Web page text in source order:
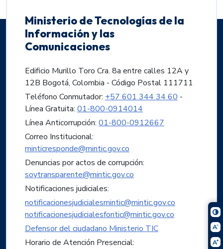
Ministerio de Tecnologías de la
Información y las
Comunicaciones
Edificio Murillo Toro Cra. 8a entre calles 12A y
12B Bogotá, Colombia - Código Postal 111711
Teléfono Conmutador: +57 601 344 34 60 -
Línea Gratuita: 01-800-0914014
Línea Anticorrupción: 01-800-0912667
Correo Institucional:
minticresponde@mintic.gov.co
Denuncias por actos de corrupción:
soytransparente@mintic.gov.co
Notificaciones judiciales:
notificacionesjudicialesmintic@mintic.gov.co
notificacionesjudicialesfontic@mintic.gov.co
Defensor del ciudadano Ministerio TIC
Horario de Atención Presencial: